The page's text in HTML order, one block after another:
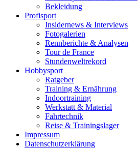
Bekleidung
Profisport
Insidernews & Interviews
Fotogalerien
Rennberichte & Analysen
Tour de France
Stundenweltrekord
Hobbysport
Ratgeber
Training & Ernährung
Indoortraining
Werkstatt & Material
Fahrtechnik
Reise & Trainingslager
Impressum
Datenschutzerklärung